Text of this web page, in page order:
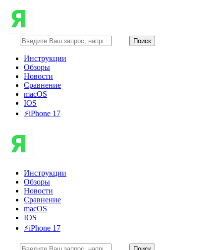
Инструкции
Обзоры
Новости
Сравнение
macOS
IOS
⚡️iPhone 17
Инструкции
Обзоры
Новости
Сравнение
macOS
IOS
⚡️iPhone 17